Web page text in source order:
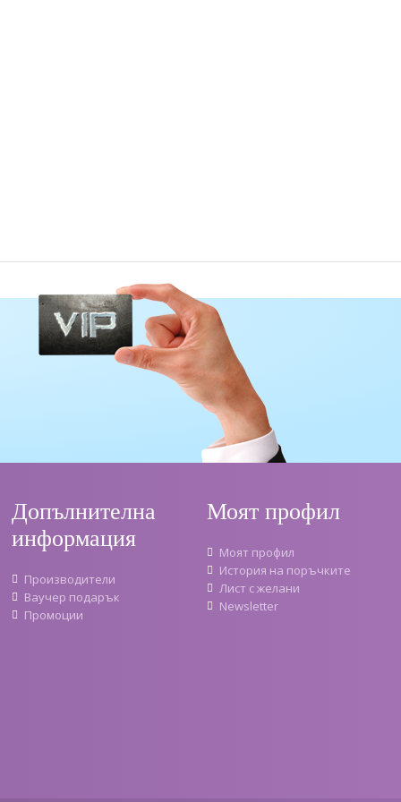
Допълнителна
информация
Производители
Ваучер подарък
Промоции
Моят профил
Моят профил
История на поръчките
Лист с желани
Newsletter